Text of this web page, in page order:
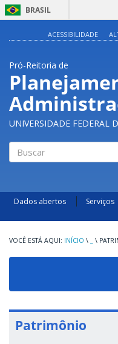
BRASIL
ACESSIBILIDADE
Pró-Reitoria de
UNIVERSIDADE FEDERAL
Dados abertos Serviços
INÍCIO \ \
Patrimônio